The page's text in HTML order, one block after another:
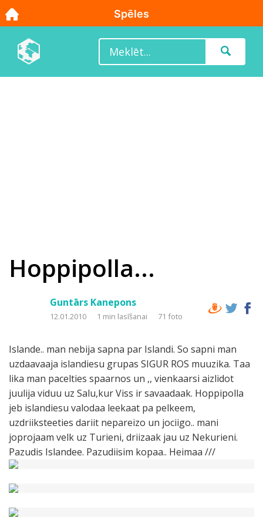
Hoppipolla...
Guntārs Kanepons
12.01.2010 1 min lasīšanai 71 foto
Islande.. man nebija sapna par Islandi. So sapni man
uzdaavaaja islandiesu grupas SIGUR ROS muuzika. Taa
lika man pacelties spaarnos un ,, vienkaarsi aizlidot
juulija viduu uz Salu,kur Viss ir savaadaak. Hoppipolla
jeb islandiesu valodaa leekaat pa pelkeem,
uzdriiksteeties dariit nepareizo un jociigo.. mani
joprojaam velk uz Turieni, driizaak jau uz Nekurieni.
Pazudis Islandee. Pazudiisim kopaa.. Heimaa ///